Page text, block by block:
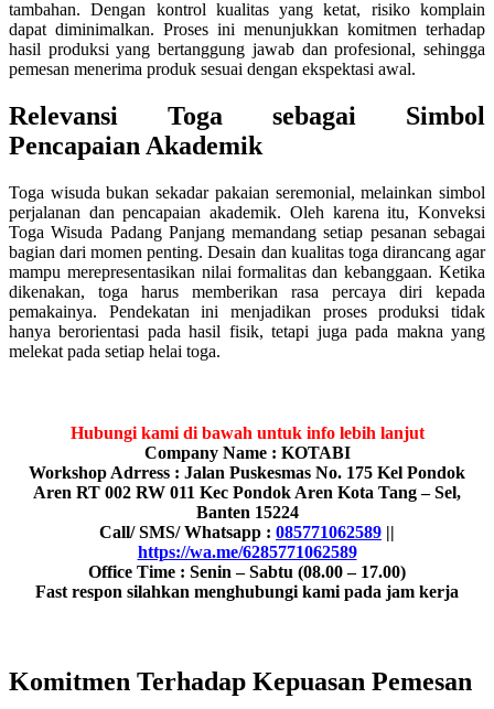
tambahan. Dengan kontrol kualitas yang ketat, risiko komplain
dapat diminimalkan. Proses ini menunjukkan komitmen terhadap
hasil produksi yang bertanggung jawab dan profesional, sehingga
pemesan menerima produk sesuai dengan ekspektasi awal.
Relevansi Toga sebagai Simbol
Pencapaian Akademik
Toga wisuda bukan sekadar pakaian seremonial, melainkan simbol
perjalanan dan pencapaian akademik. Oleh karena itu, Konveksi
Toga Wisuda Padang Panjang memandang setiap pesanan sebagai
bagian dari momen penting. Desain dan kualitas toga dirancang agar
mampu merepresentasikan nilai formalitas dan kebanggaan. Ketika
dikenakan, toga harus memberikan rasa percaya diri kepada
pemakainya. Pendekatan ini menjadikan proses produksi tidak
hanya berorientasi pada hasil fisik, tetapi juga pada makna yang
melekat pada setiap helai toga.
Hubungi kami di bawah untuk info lebih lanjut
Company Name : KOTABI
Workshop Adrress : Jalan Puskesmas No. 175 Kel Pondok
Aren RT 002 RW 011 Kec Pondok Aren Kota Tang – Sel,
Banten 15224
Call/ SMS/ Whatsapp : 085771062589 ||
https://wa.me/6285771062589
Office Time : Senin – Sabtu (08.00 – 17.00)
Fast respon silahkan menghubungi kami pada jam kerja
Komitmen Terhadap Kepuasan Pemesan